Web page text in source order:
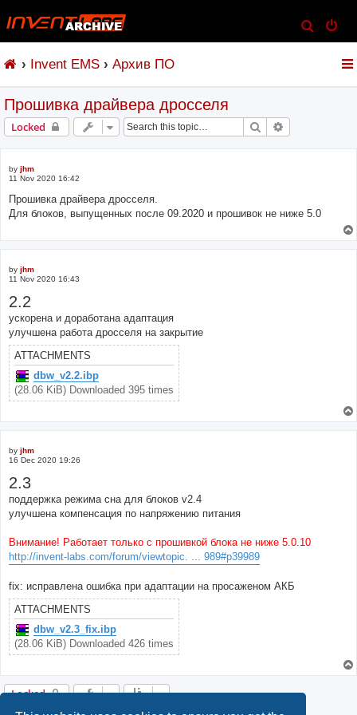
e
Invent EMS Архив ПО
Прошивка драйвера дросселя
Locked Search
by jhm
11 Nov 2020 16:42
Прошивка драйвера дросселя.
Для блоков, выпущенных после 09.2020 и прошивок не ниже 5.0
by jhm
11 Nov 2020 16:43
2.2
ускорена и доработана адаптация
улучшена работа дросселя на закрытие
ATTACHMENTS
dbw_v2.2.ibp
(28.06 KiB) Downloaded 395 times
by jhm
16 Dec 2020 19:26
2.3
поддержка режима сна для блоков v2.4
улучшена компенсация по напряжению питания
Внимание! Работает только с прошивкой блока не ниже 5.0.10
http://invent-labs.com/forum/viewtopic. ... 989#p39989
fix: исправлена ошибка при адаптации на просаженом АКБ
ATTACHMENTS
dbw_v2.3_fix.ibp
(28.06 KiB) Downloaded 426 times
Locked